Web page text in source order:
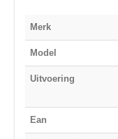
Merk
Model
Uitvoering
Ean